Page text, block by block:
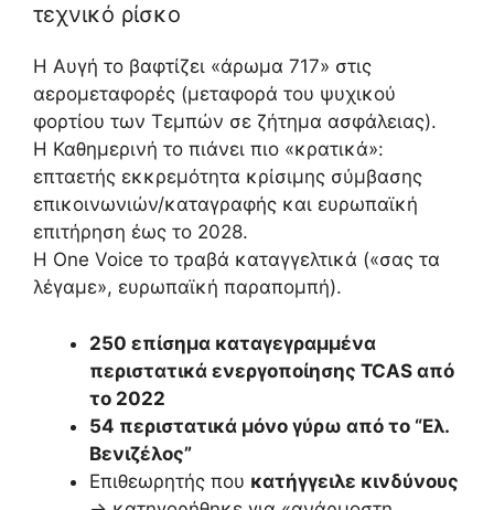
τεχνικό ρίσκο
Η Αυγή το βαφτίζει «άρωμα 717» στις
αερομεταφορές (μεταφορά του ψυχικού
φορτίου των Τεμπών σε ζήτημα ασφάλειας).
Η Καθημερινή το πιάνει πιο «κρατικά»:
επταετής εκκρεμότητα κρίσιμης σύμβασης
επικοινωνιών/καταγραφής και ευρωπαϊκή
επιτήρηση έως το 2028.
Η One Voice το τραβά καταγγελτικά («σας τα
λέγαμε», ευρωπαϊκή παραπομπή).
250 επίσημα καταγεγραμμένα
περιστατικά ενεργοποίησης TCAS από
το 2022
54 περιστατικά μόνο γύρω από το “Ελ.
Βενιζέλος”
Επιθεωρητής που κατήγγειλε κινδύνους